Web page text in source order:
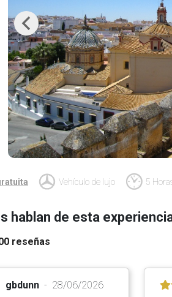
Previous
Vehículo de lujo 5
hablan de esta
reseñas
gbdunn 28/06/2026